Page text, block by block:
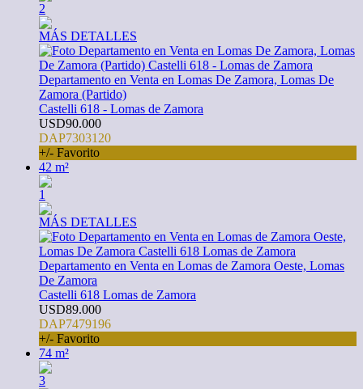
2
MÁS DETALLES
Departamento en Venta en Lomas De Zamora, Lomas De
Zamora (Partido)
Castelli 618 - Lomas de Zamora
USD90.000
DAP7303120
+/- Favorito
42 m²
1
MÁS DETALLES
Departamento en Venta en Lomas de Zamora Oeste, Lomas
De Zamora
Castelli 618 Lomas de Zamora
USD89.000
DAP7479196
+/- Favorito
74 m²
3